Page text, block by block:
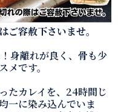
ご容赦下さいませ。
身離れが良く、骨も少
です。
たカレイを、24時間じ
一に染み込んでいま